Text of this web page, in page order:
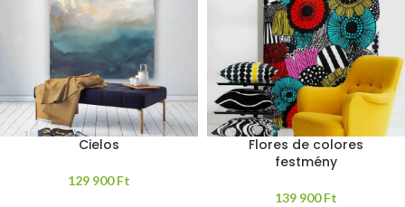
Cielos
129 900Ft
Flores de colores
festmény
139 900Ft